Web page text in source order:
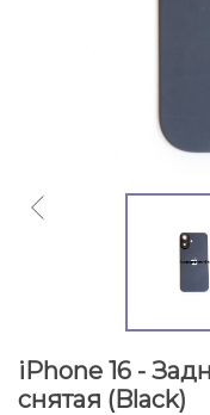
iPhone 16 -
снятая (Black)